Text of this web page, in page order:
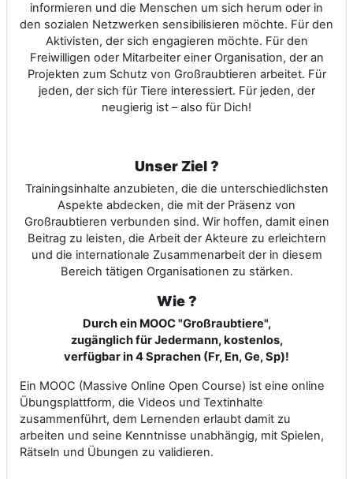
informieren und die Menschen um sich herum oder in
den sozialen Netzwerken sensibilisieren möchte. Für den
Aktivisten, der sich engagieren möchte. Für den
Freiwilligen oder Mitarbeiter einer Organisation, der an
Projekten zum Schutz von Großraubtieren arbeitet. Für
jeden, der sich für Tiere interessiert. Für jeden, der
neugierig ist – also für Dich!
Unser Ziel ?
Trainingsinhalte anzubieten, die die unterschiedlichsten
Aspekte abdecken, die mit der Präsenz von
Großraubtieren verbunden sind. Wir hoffen, damit einen
Beitrag zu leisten, die Arbeit der Akteure zu erleichtern
und die internationale Zusammenarbeit der in diesem
Bereich tätigen Organisationen zu stärken.
Wie ?
Durch ein MOOC "Großraubtiere",
zugänglich für Jedermann, kostenlos,
verfügbar in 4 Sprachen (Fr, En, Ge, Sp)!
Ein MOOC (Massive Online Open Course) ist eine online
Übungsplattform, die Videos und Textinhalte
zusammenführt, dem Lernenden erlaubt damit zu
arbeiten und seine Kenntnisse unabhängig, mit Spielen,
Rätseln und Übungen zu validieren.